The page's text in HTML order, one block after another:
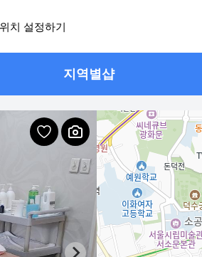
치 설정하기
지역별샵